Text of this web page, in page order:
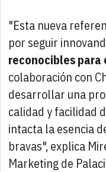
"Esta nueva
por seguir
reconocibles para
colaboración con
desarrollar una
calidad y facilidad
intacta la esencia
bravas", explica
Marketing de